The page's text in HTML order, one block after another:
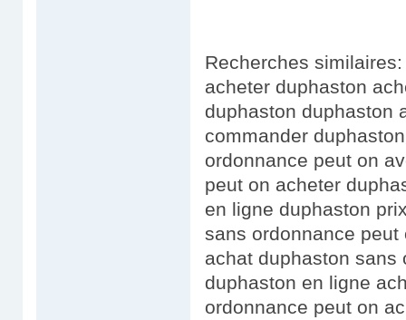
Recherches
acheter duphaston
duphaston duphaston
commander
ordonnance peut on
peut on acheter
en ligne duphaston
sans ordonnance
achat duphaston sans
duphaston en ligne
ordonnance peut on